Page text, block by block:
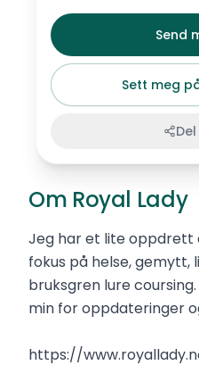
Send
Sett meg
Om Royal Lady
Jeg har et lite oppdrett
fokus på helse, gemytt,
bruksgren lure
min for oppdateringer
https://